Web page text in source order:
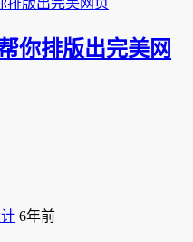
你排版出完美网
6年前